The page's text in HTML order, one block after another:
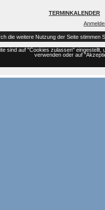
TERMINKALENDER
die weitere Nutzung der Seite stimmen
sind auf "Cookies zulassen"
verwenden oder auf